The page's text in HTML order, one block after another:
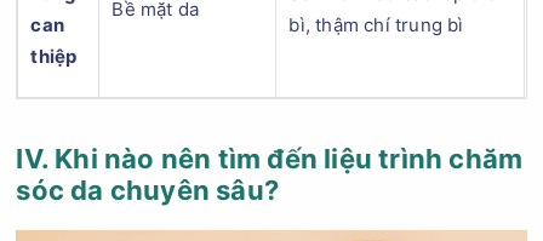
can
thiệp
Bề mặt da
bì, thậm chí trung bì
IV. Khi nào nên tìm đến liệu trình chăm
sóc da chuyên sâu?